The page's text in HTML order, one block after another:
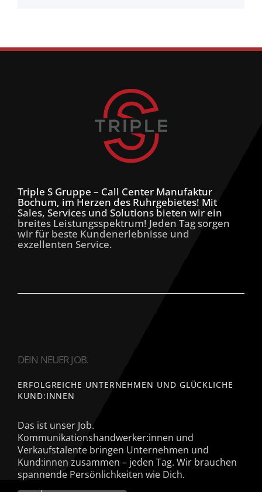
Triple S Gruppe – Call Center Manufaktur
Bochum, im Herzen des Ruhrgebietes! Mit
Sales, Services und Solutions bieten wir ein
breites Leistungsspektrum! Jeden Tag sorgen
wir für beste Kundenerlebnisse und
exzellenten Service.
DEIN NEUER JOB.
ERFOLGREICHE UNTERNEHMEN UND GLÜCKLICHE
KUND:INNEN
Das ist unser Job.
Kommunikationshandwerker:innen und
Verkaufstalente bringen Unternehmen und
Kund:innen zusammen – jeden Tag. Wir brauchen
spannende Persönlichkeiten wie Dich.